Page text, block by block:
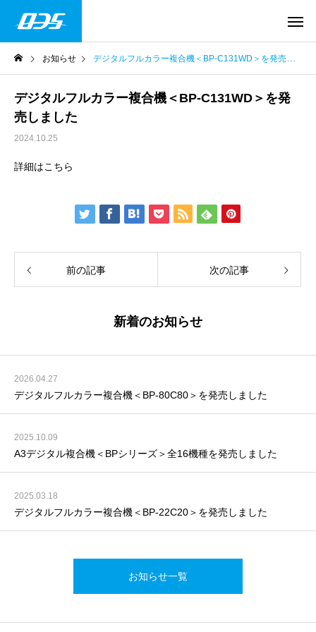
お知らせ デジタルフルカラー複合機＜BP-C131WD＞を発売しました
デジタルフルカラー複合機＜BP-C131WD＞を発
売しました
2024.10.25
詳細はこちら
前の記事 次の記事
新着のお知らせ
2026.04.27
デジタルフルカラー複合機＜BP-80C80＞を発売しました
2025.10.09
A3デジタル複合機＜BPシリーズ＞全16機種を発売しました
2025.03.18
デジタルフルカラー複合機＜BP-22C20＞を発売しました
お知らせ一覧